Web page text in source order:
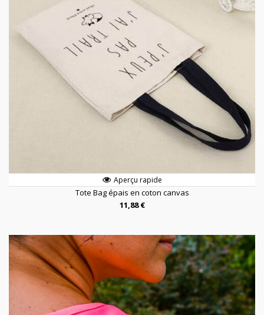
Aperçu rapide
Tote Bag épais en coton canvas
11,88 €